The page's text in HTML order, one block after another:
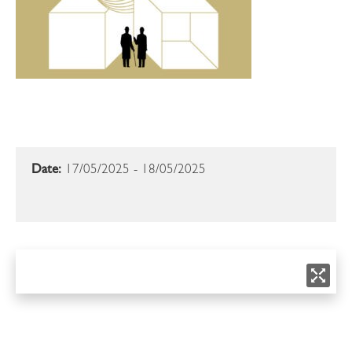
Date: 17/05/2025 - 18/05/2025